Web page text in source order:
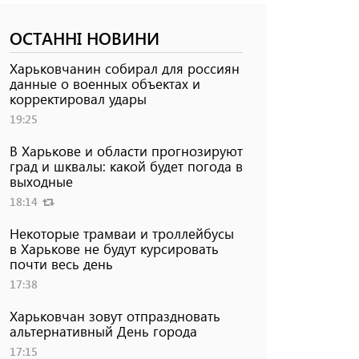
ОСТАННІ НОВИНИ
Харьковчанин собирал для россиян
данные о военных объектах и ​​
корректировал удары
19:25
В Харькове и области прогнозируют
град и шквалы: какой будет погода в
выходные
18:14
Некоторые трамваи и троллейбусы
в Харькове не будут курсировать
почти весь день
17:38
Харьковчан зовут отпраздновать
альтернативный День города
17:15